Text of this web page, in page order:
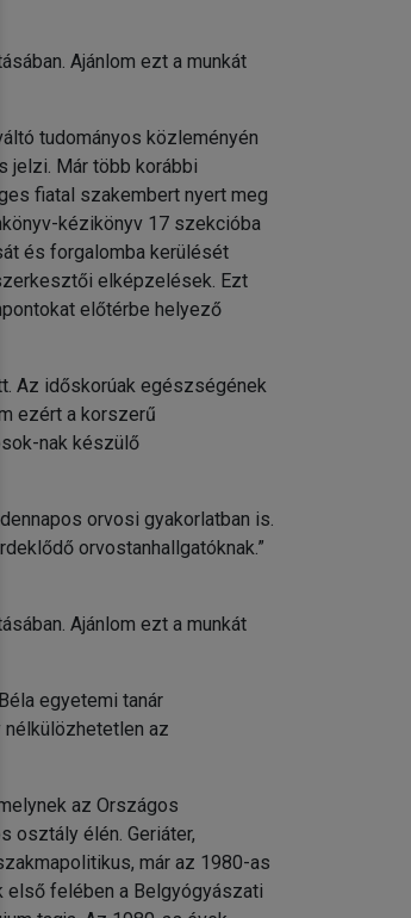
teendőkben
Ajánlom ezt a munkát
tudományos közleményén
jelzi. Már több korábbi
fiatal szakembert nyert meg
kézikönyv 17 szekcióba
és forgalomba kerülését
elképzelések. Ezt
előtérbe helyező
Az időskorúak egészségének
ezért a korszerű
nak készülő
orvosi gyakorlatban is.
orvostanhallgatóknak.”
Ajánlom ezt a munkát
egyetemi tanár
az
az Országos
osztály élén. Geriáter,
már az 1980-as
első felében a Belgyógyászati